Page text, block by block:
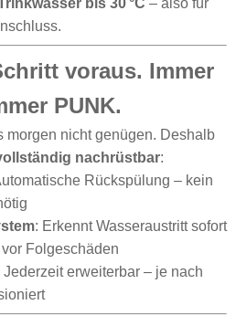
bis 30 °C – also für
voraus. Immer
PUNK.
morgen nicht genügen. Deshalb
nachrüstbar:
Rückspülung – kein
: Erkennt Wasseraustritt sofort
Folgeschäden
Jederzeit erweiterbar – je nach